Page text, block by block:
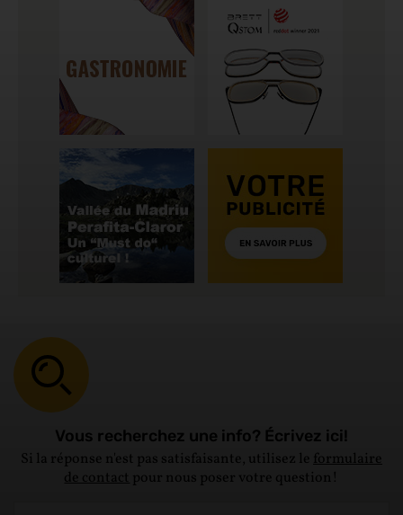
Vous recherchez une info? Écrivez ici!
Si la réponse n'est pas satisfaisante, utilisez le formulaire
de contactpour nous poser votre question!